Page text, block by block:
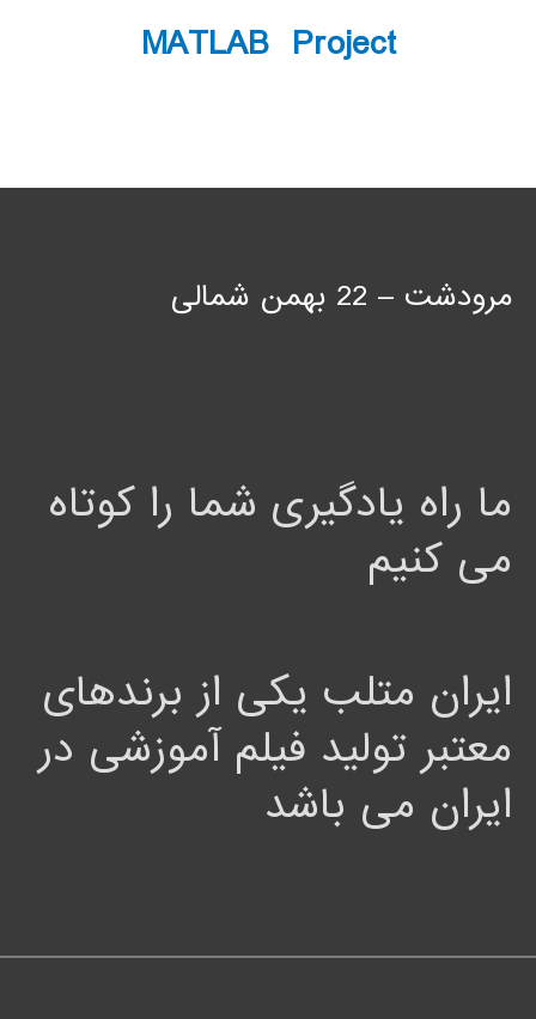
MATLAB Project
مرودشت – 22 بهمن شمالی
ما راه یادگیری شما را کوتاه
می کنیم
ایران متلب یکی از برندهای
معتبر تولید فیلم آموزشی در
ایران می باشد